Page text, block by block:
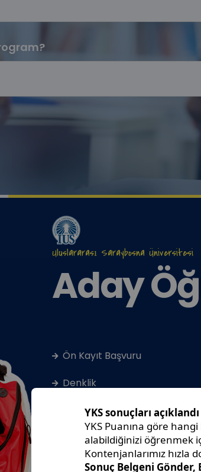
Uluslararası Saraybosna Üniversitesi
Aday
Ön Kayıt Başvuru
Denklik
Öğrenim Ücretleri
Burs İmkanları
Lisans Programları